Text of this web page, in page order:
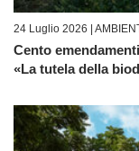
24 Luglio 2026 |
Cento
«La tutela della